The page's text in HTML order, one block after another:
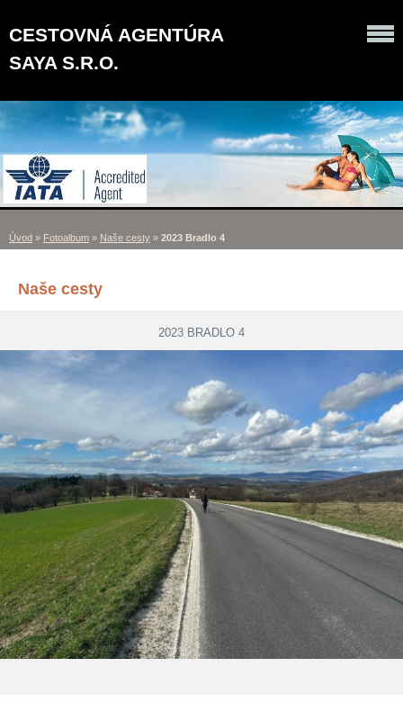
CESTOVNÁ AGENTÚRA
SAYA S.R.O.
Úvod » Fotoalbum » Naše cesty » 2023 Bradlo 4
Naše cesty
2023 BRADLO 4